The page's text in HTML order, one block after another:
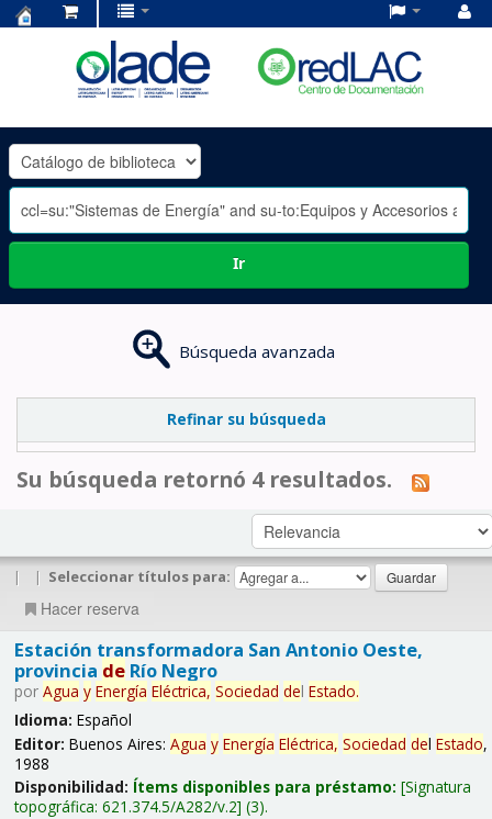
OLADE
-
Ir
Búsqueda avanzada
Refinar su búsqueda
Su búsqueda retornó 4 resultados.
| | Seleccionar títulos para:
Hacer reserva
Estación transformadora San Antonio Oeste,
provincia deRío Negro
por Agua y Energía Eléctrica, Sociedad del Estado.
Idioma: Español
Editor: Buenos Aires: Agua y Energía Eléctrica, Sociedad del Estado,
1988
Disponibilidad: Ítems disponibles para préstamo: Signatura
topográfica: 621.374.5/A282/v.2 (3).